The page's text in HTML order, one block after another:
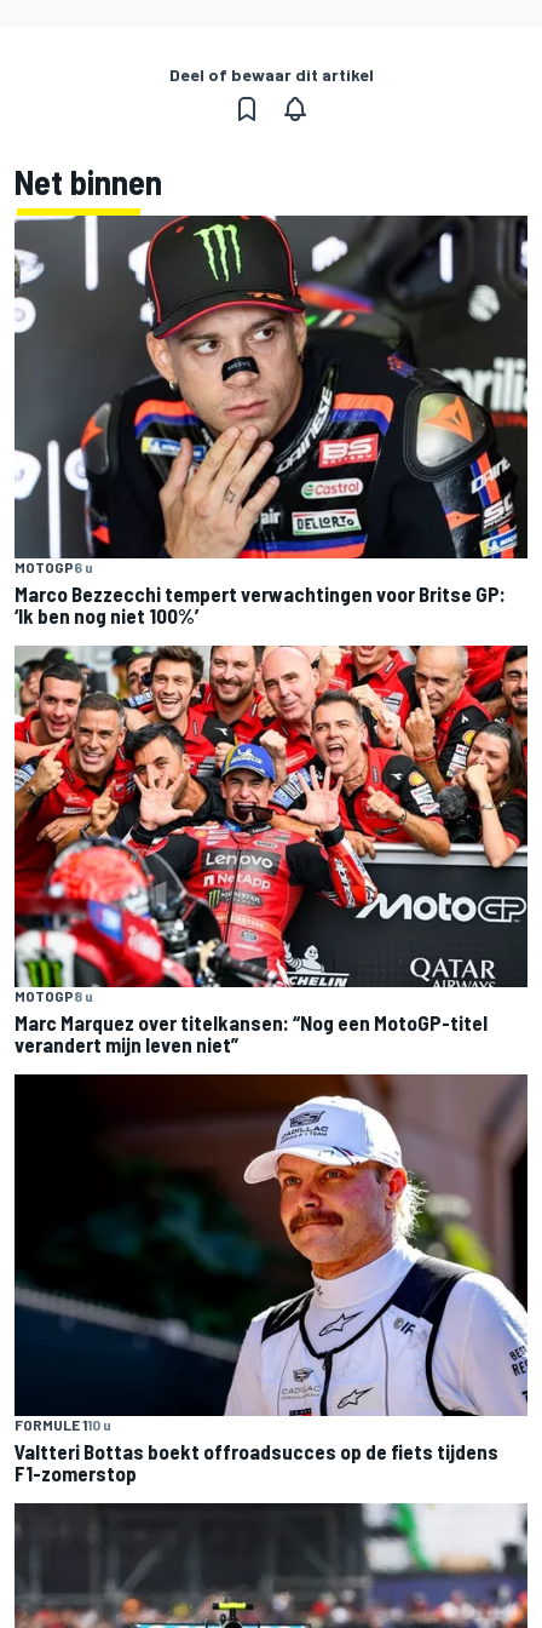
Deel of bewaar dit artikel
Net binnen
MOTOGP6 u
Marco Bezzecchi tempert verwachtingen voor Britse GP:
‘Ik ben nog niet 100%’
MOTOGP8 u
Marc Marquez over titelkansen: “Nog een MotoGP-titel
verandert mijn leven niet”
FORMULE 110 u
Valtteri Bottas boekt offroadsucces op de fiets tijdens
F1-zomerstop